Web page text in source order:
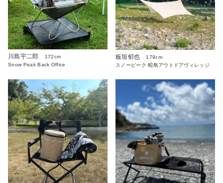
川島宇二郎
172cm
Snow Peak Back Office
板垣郁也
179cm
スノーピーク 昭島アウトドアヴィレッジ